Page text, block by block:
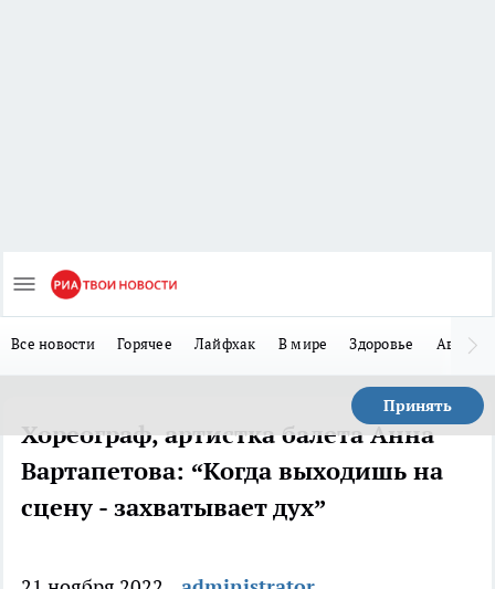
Все новости Горячее Лайфхак В мире Здоровье Авто
Принять
Хореограф, артистка балета Анна
Вартапетова: “Когда выходишь на
сцену - захватывает дух”